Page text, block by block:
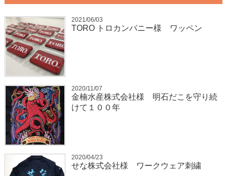
2021/06/03
TORO トロカンパニー様 ワッペン
2020/11/07
金楠水産株式会社様 明石だこを守り続
けて１００年
2020/04/23
せな株式会社様 ワークウェア刺繍